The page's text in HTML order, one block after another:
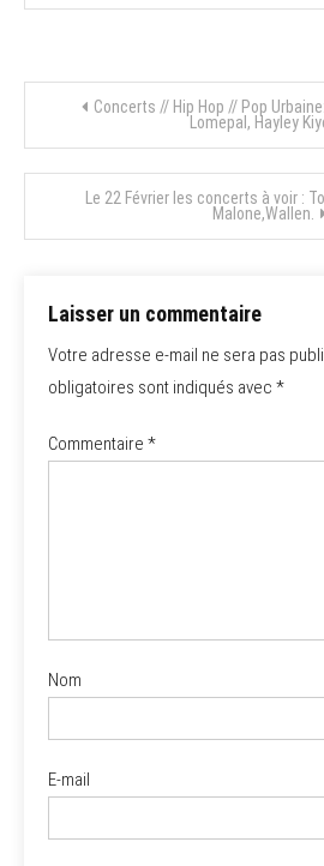
Navigation
de
l’article
Concerts // Hip Hop // Pop
Lomepal, Hayley
Le 22 Février les concerts à voir :
Malone,Wallen.
Laisser un commentaire
Votre adresse e-mail ne sera pas
obligatoires sont indiqués avec *
Commentaire *
Nom
E-mail